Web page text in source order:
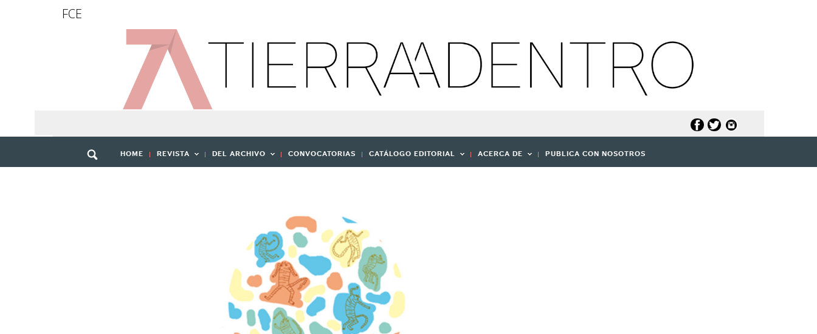
FCE
HOME REVISTA DEL ARCHIVO CONVOCATORIAS CATÁLOGO EDITORIAL ACERCA DE PUBLICA CON NOSOTROS